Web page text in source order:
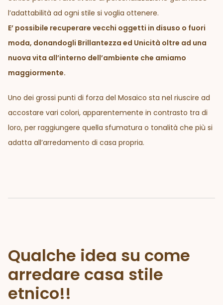
l’adattabilità ad ogni stile si voglia ottenere.
E’ possibile recuperare vecchi oggetti in disuso o fuori
moda, donandogli Brillantezza ed Unicità oltre ad una
nuova vita all’interno dell’ambiente che amiamo
maggiormente.
Uno dei grossi punti di forza del Mosaico sta nel riuscire ad
accostare vari colori, apparentemente in contrasto tra di
loro, per raggiungere quella sfumatura o tonalità che più si
adatta all’arredamento di casa propria.
Qualche idea su come
arredare casa stile
etnico!!